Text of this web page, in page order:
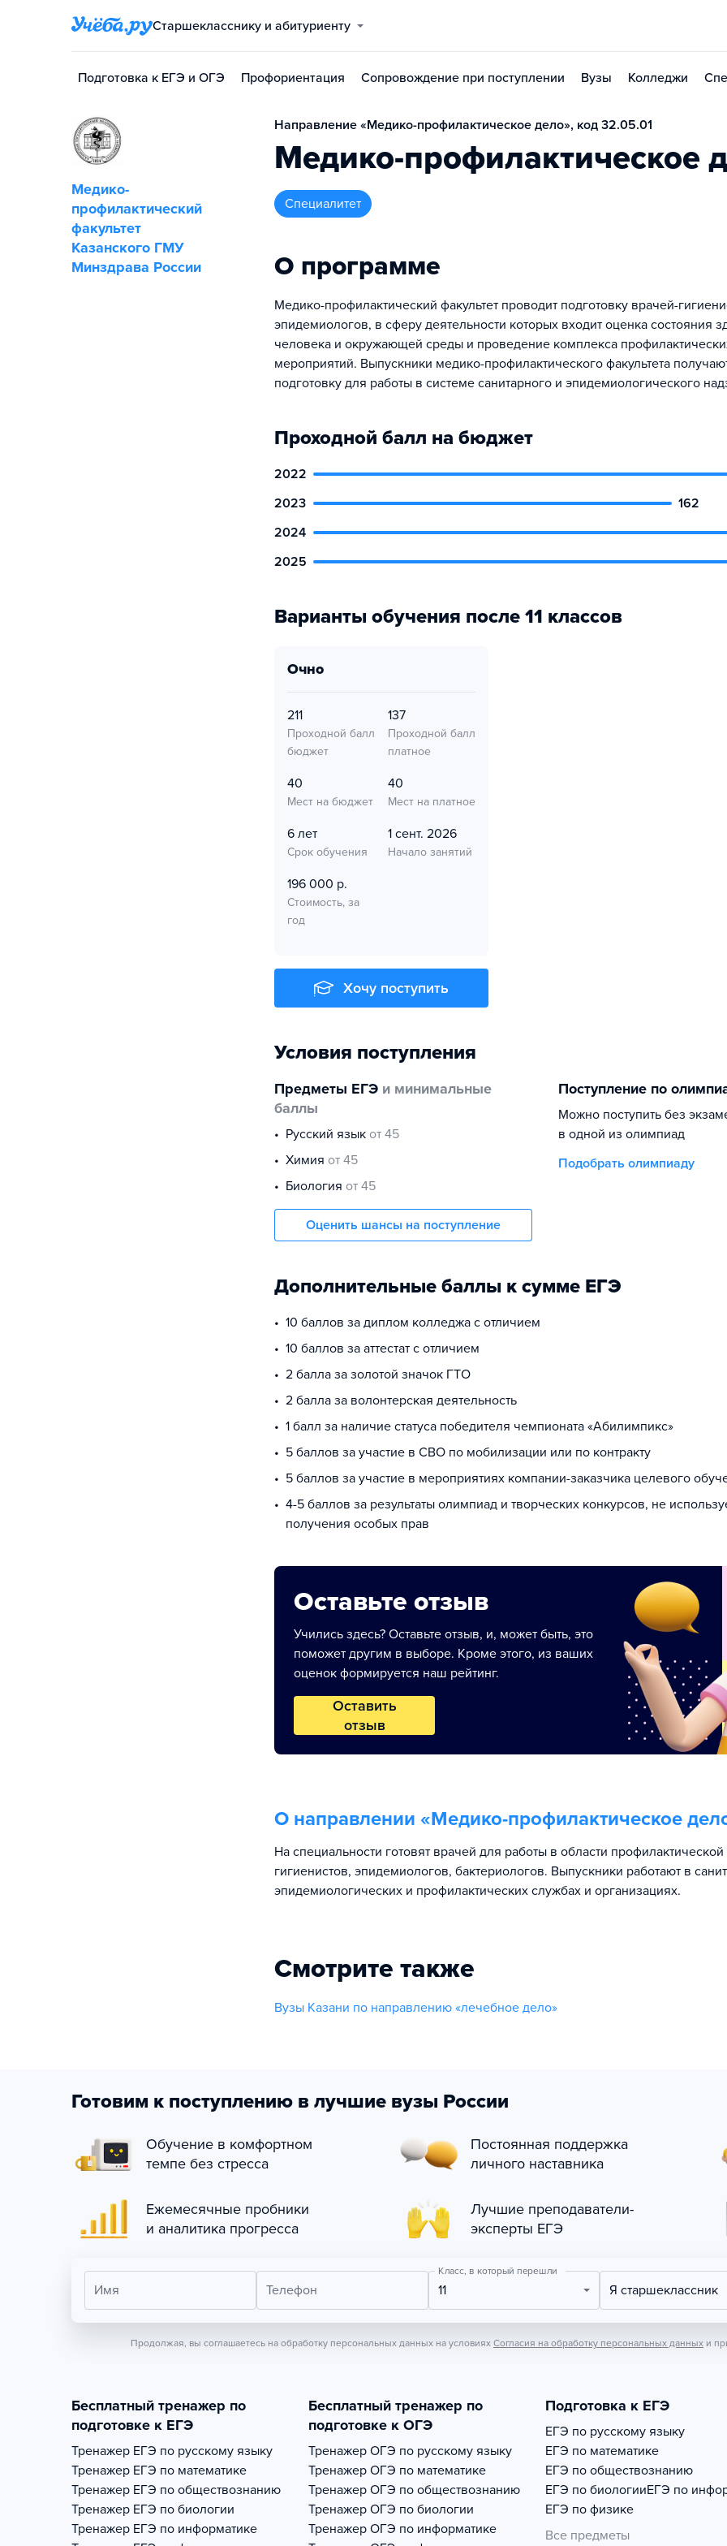
Старшекласснику и абитуриенту
Подготовка к ЕГЭ и ОГЭ Профориентация Сопровождение при поступлении Вузы Колледжи
Медико-
профилактический
факультет
Казанского ГМУ
Минздрава России
Направление «Медико-профилактическое дело», код 32.05.01
Медико-профилактическое
специалитет
О программе
Медико-профилактический факультет проводит подготовку врачей-
эпидемиологов, в сферу деятельности которых входит оценка состояния
человека и окружающей среды и проведение комплекса
мероприятий. Выпускники медико-профилактического факультета
подготовку для работы в системе санитарного и эпидемиологического
Проходной балл на бюджет
2022
2023
162
2024
2025
Варианты обучения после 11 классов
очно
211
Проходной балл
бюджет
137
Проходной балл
платное
40
Мест на бюджет
40
Мест на платное
6 лет
Срок обучения
1 сент. 2026
Начало занятий
196 000 р.
Стоимость, за
год
Хочу поступить
Условия поступления
Предметы ЕГЭ и минимальные
баллы
русский язык от 45
химия от 45
биология от 45
Оценить шансы на поступление
Поступление по
Можно поступить без
в одной из олимпиад
Подобрать олимпиаду
Дополнительные баллы к сумме ЕГЭ
10 баллов за диплом колледжа с отличием
10 баллов за аттестат с отличием
2 балла за золотой значок ГТО
2 балла за волонтерская деятельность
1 балл за наличие статуса победителя чемпионата «Абилимпикс»
5 баллов за участие в СВО по мобилизации или по контракту
5 баллов за участие в мероприятиях компании-заказчика целевого
4-5 баллов за результаты олимпиад и творческих конкурсов, не
получения особых прав
Оставьте отзыв
Учились здесь? Оставьте отзыв, и, может быть, это
поможет другим в выборе. Кроме этого, из ваших
оценок формируется наш рейтинг.
Оставить
отзыв
О направлении «Медико-профилактическое
На специальности готовят врачей для работы в области
гигиенистов, эпидемиологов, бактериологов. Выпускники работают в
эпидемиологических и профилактических службах и организациях.
Смотрите также
Вузы Казани по направлению «лечебное дело»
Готовим к поступлению в лучшие вузы России
Обучение в комфортном
темпе без стресса
Постоянная поддержка
личного наставника
Ежемесячные пробники
и аналитика прогресса
Лучшие преподаватели-
эксперты ЕГЭ
Имя Телефон
Класс, в который перешли
11 Я старшеклассник
Продолжая, вы соглашаетесь на обработку персональных данных на условиях Согласия на обработку персональных данных и
Бесплатный тренажер по
подготовке к ЕГЭ
Тренажер ЕГЭ по русскому языку
Тренажер ЕГЭ по математике
Тренажер ЕГЭ по обществознанию
Тренажер ЕГЭ по биологии
Тренажер ЕГЭ по информатике
Бесплатный тренажер по
подготовке к ОГЭ
Тренажер ОГЭ по русскому языку
Тренажер ОГЭ по математике
Тренажер ОГЭ по обществознанию
Тренажер ОГЭ по биологии
Тренажер ОГЭ по информатике
Подготовка к ЕГЭ
ЕГЭ по русскому языку
ЕГЭ по математике
ЕГЭ по обществознанию
ЕГЭ по биологииЕГЭ по
ЕГЭ по физике
Все предметы